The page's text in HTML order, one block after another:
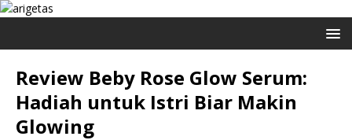
Review Beby Rose Glow Serum:
Hadiah untuk Istri Biar Makin
Glowing